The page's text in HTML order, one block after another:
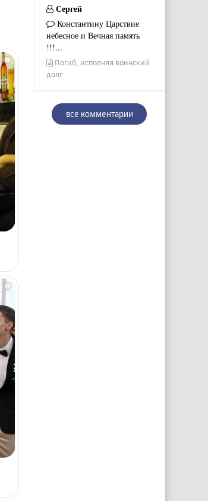
i
i
Сергей
Константину Царствие
небесное и Вечная память
!!!...
Погиб, исполняя воинский
долг
все комментарии